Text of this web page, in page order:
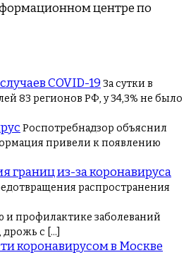
центре по
COVID-19 За сутки в
83 регионов РФ, у 34,3% не было
Роспотребнадзор объяснил
привели к появлению
границ из-за коронавируса
распространения
профилактике заболеваний
с […]
коронавирусом в Москве